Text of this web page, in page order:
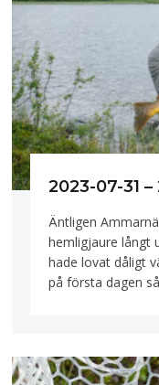
2023-07-31
Äntligen
hemligjaure långt
hade lovat dåligt
på första dagen